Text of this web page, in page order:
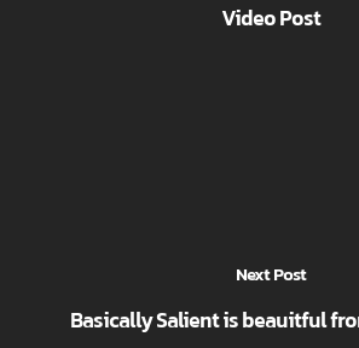
Video Post
Next Post
Basically Salient is beauitful